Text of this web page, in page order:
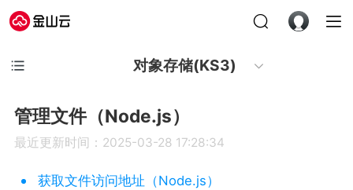
对象存储(KS3)
管理文件（Node.js）
最近更新时间：2025-03-28 17:28:34
获取文件访问地址（Node.js）